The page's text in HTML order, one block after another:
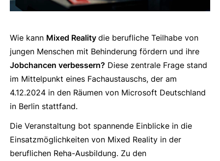
Wie kann Mixed Reality die berufliche Teilhabe von
jungen Menschen mit Behinderung fördern und ihre
Jobchancen verbessern? Diese zentrale Frage stand
im Mittelpunkt eines Fachaustauschs, der am
4.12.2024 in den Räumen von Microsoft Deutschland
in Berlin stattfand.
Die Veranstaltung bot spannende Einblicke in die
Einsatzmöglichkeiten von Mixed Reality in der
beruflichen Reha-Ausbildung. Zu den